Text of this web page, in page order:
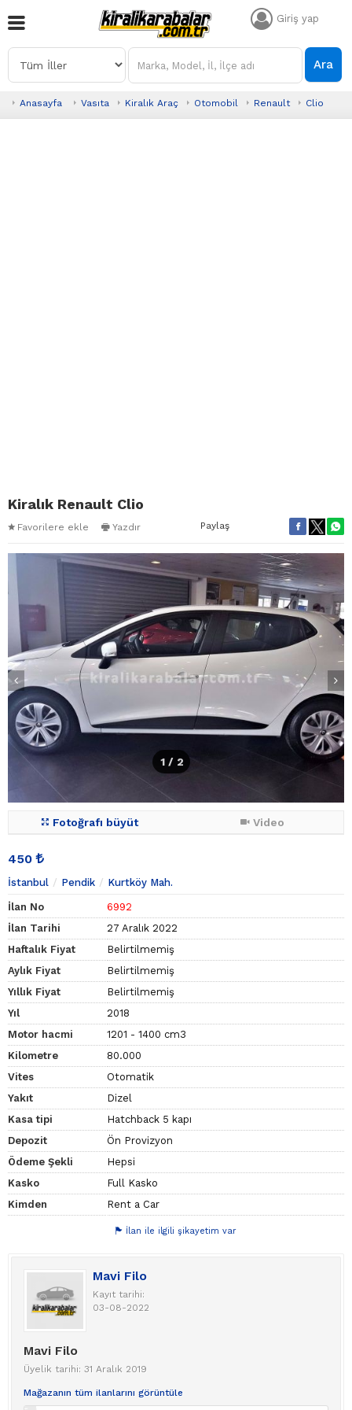
Giriş yap
Ara
Anasayfa Vasıta Kiralık Araç Otomobil Renault Clio
Kiralık Renault Clio
Favorilere ekle Yazdır Paylaş
1 / 2
Fotoğrafı büyüt Video
450
İstanbul Pendik Kurtköy Mah.
İlan No
6992
İlan Tarihi
27 Aralık 2022
Haftalık Fiyat
Belirtilmemiş
Aylık Fiyat
Belirtilmemiş
Yıllık Fiyat
Belirtilmemiş
Yıl
2018
Motor hacmi
1201 - 1400 cm3
Kilometre
80.000
Vites
Otomatik
Yakıt
Dizel
Kasa tipi
Hatchback 5 kapı
Depozit
Ön Provizyon
Ödeme Şekli
Hepsi
Kasko
Full Kasko
Kimden
Rent a Car
İlan ile ilgili şikayetim var
Mavi Filo
Kayıt tarihi:
03-08-2022
Mavi Filo
Üyelik tarihi: 31 Aralık 2019
Mağazanın tüm ilanlarını görüntüle